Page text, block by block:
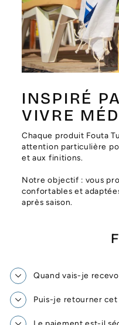
INSPIRÉ
VIVRE
Chaque produit Fouta
attention particulière
et aux finitions.
Notre objectif : vous
confortables et
après saison.
Quand vais-je
Puis-je retourner cet